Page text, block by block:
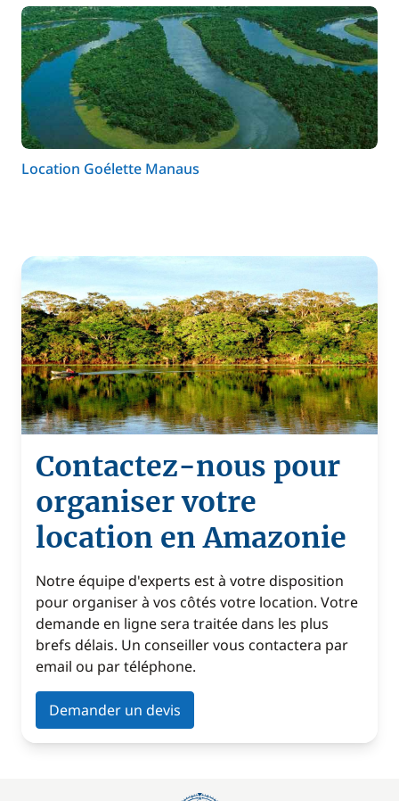
Location Goélette Manaus
Contactez-nous pour
organiser votre
location en Amazonie
Notre équipe d'experts est à votre disposition
pour organiser à vos côtés votre location. Votre
demande en ligne sera traitée dans les plus
brefs délais. Un conseiller vous contactera par
email ou par téléphone.
Demander un devis